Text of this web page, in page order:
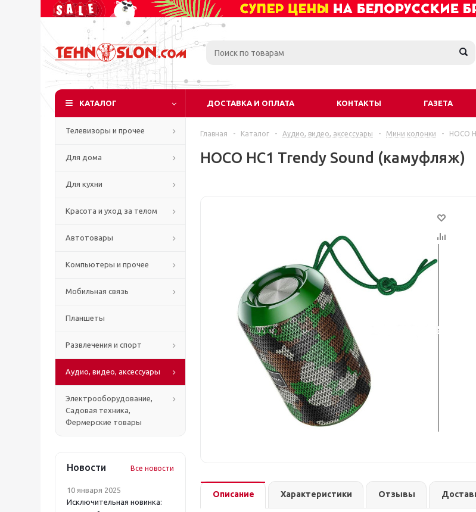
КАТАЛОГ ДОСТАВКА И ОПЛАТА КОНТАКТЫ ГАЗЕТА
Телевизоры и прочее
Для дома
Для кухни
Красота и уход за телом
Автотовары
Компьютеры и прочее
Мобильная связь
Планшеты
Развлечения и спорт
Аудио, видео, аксессуары
Электрооборудование,
Садовая техника,
Фермерские товары
Новости Все новости
10 января 2025
Исключительная новинка:
Главная - Каталог - Аудио, видео, аксессуары - Мини колонки - HOCO
HOCO HC1 Trendy Sound (камуфляж)
Описание Характеристики Отзывы